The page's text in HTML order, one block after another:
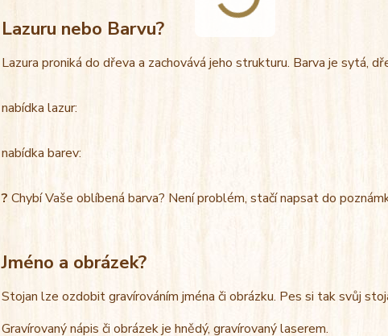
Lazuru nebo Barvu?
Lazura proniká do dřeva a zachovává jeho strukturu. Barva je sytá,
nabídka lazur:
nabídka barev:
? Chybí Vaše oblíbená barva? Není problém, stačí napsat do
Jméno a obrázek?
Stojan lze ozdobit gravírováním jména či obrázku. Pes si tak svůj
Gravírovaný nápis či obrázek je hnědý, gravírovaný laserem.